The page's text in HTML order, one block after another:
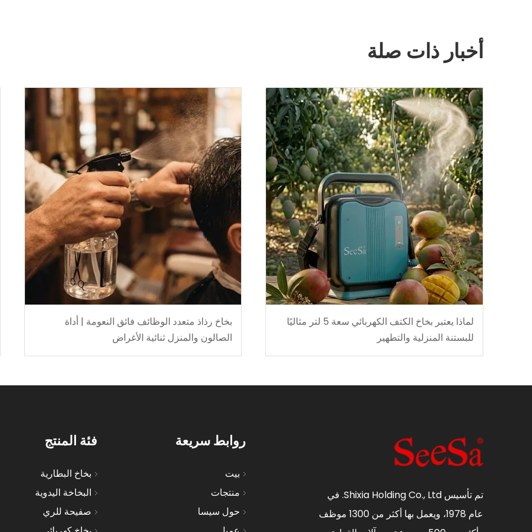
أخبار ذات صلة
لماذا يعتبر بخاخ الكتف الكهربائي سعة 5 لتر مثاليًا
للبستنة المنزلية والتطهير
بخاخ رذاذ متعدد الوظائف فائق النعومة | أداة
الصالون والمنزل ثنائية الأغراض
تم تأسيس Shixia Holding Co., Ltd. في
عام 1978، ويعمل بها أكثر من 1300 موظف
روابط سريعة
بيت
منتجات
حول سيسا
فئة المنتج
بخاخ البطارية
البخاخة اليدوية
صفيحة للري